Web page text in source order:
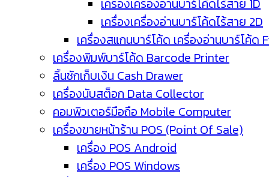
เครื่องเครื่องอ่านบาร์โค้ดไร้สาย 1D
เครื่องเครื่องอ่านบาร์โค้ดไร้สาย 2D
เครื่องสแกนบาร์โค้ด เครื่องอ่านบาร์โค้ด
เครื่องพิมพ์บาร์โค้ด Barcode Printer
ลิ้นชักเก็บเงิน Cash Drawer
เครื่องนับสต็อก Data Collector
คอมพิวเตอร์มือถือ Mobile Computer
เครื่องขายหน้าร้าน POS (Point Of Sale)
เครื่อง POS Android
เครื่อง POS Windows